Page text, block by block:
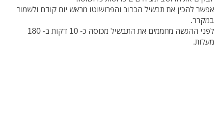
אפשר להכין את תבשיל הכרוב והפרושוטו מראש יום קודם ולשמור
במקרר.
לפני ההגשה מחממים את התבשיל מכוסה כ- 10 דקות ב- 180
מעלות.